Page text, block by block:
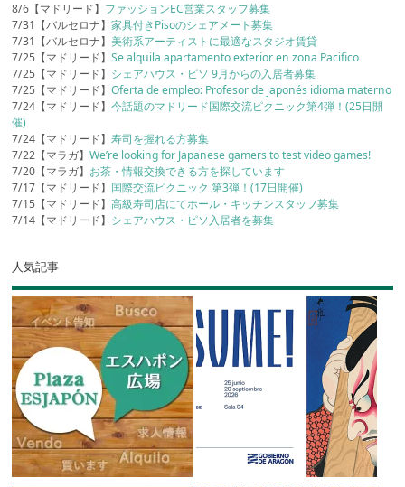
8/6【マドリード】 ファッションEC営業スタッフ募集
7/31【バルセロナ】家具付きPisoのシェアメート募集
7/31【バルセロナ】美術系アーティストに最適なスタジオ賃貸
7/25【マドリード】Se alquila apartamento exterior en zona Pacifico
7/25【マドリード】 シェアハウス・ピソ 9月からの入居者募集
7/25【マドリード】Oferta de empleo: Profesor de japonés idioma materno
7/24【マドリード】今話題のマドリード国際交流ピクニック第4弾！(25日開
催)
7/24【マドリード】寿司を握れる方募集
7/22【マラガ】We’re looking for Japanese gamers to test video games!
7/20【マラガ】 お茶・情報交換できる方を探しています
7/17【マドリード】 国際交流ピクニック 第3弾！(17日開催)
7/15【マドリード】高級寿司店にてホール・キッチンスタッフ募集
7/14【マドリード】 シェアハウス・ピソ入居者を募集
人気記事